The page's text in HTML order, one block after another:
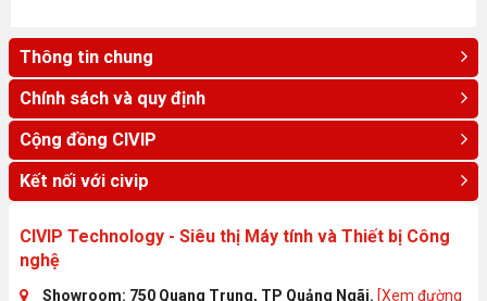
Thông tin chung
Chính sách và quy định
Cộng đồng CIVIP
Kết nối với civip
CIVIP Technology - Siêu thị Máy tính và Thiết bị Công
nghệ
Showroom: 750 Quang Trung, TP Quảng Ngãi. [Xem đường